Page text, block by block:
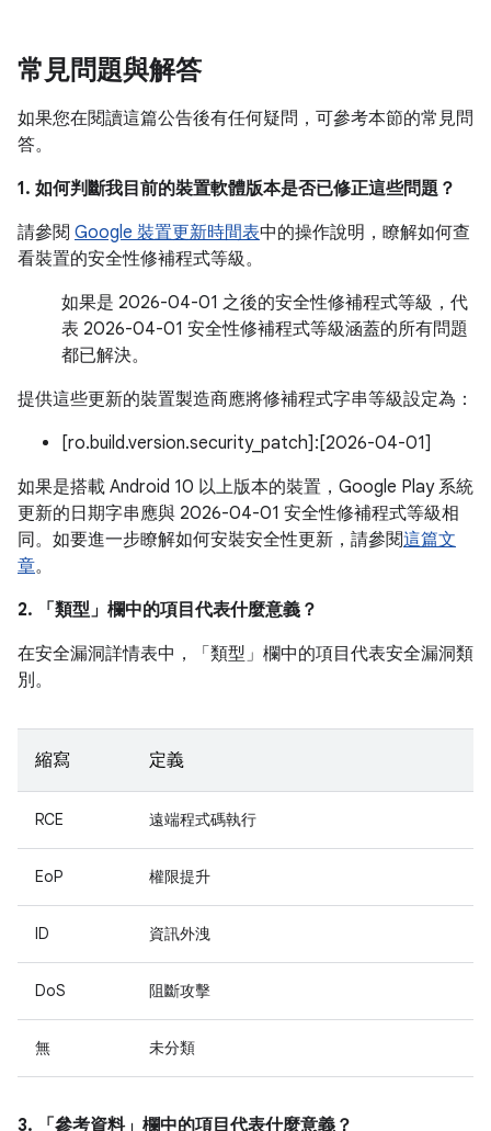
常見問題與解答
如果您在閱讀這篇公告後有任何疑問，可參考本節的常見問
答。
1. 如何判斷我目前的裝置軟體版本是否已修正這些問題？
請參閱 Google 裝置更新時間表中的操作說明，瞭解如何查
看裝置的安全性修補程式等級。
如果是 2026-04-01 之後的安全性修補程式等級，代
表 2026-04-01 安全性修補程式等級涵蓋的所有問題
都已解決。
提供這些更新的裝置製造商應將修補程式字串等級設定為：
[ro.build.version.security_patch]:[2026-04-01]
如果是搭載 Android 10 以上版本的裝置，Google Play 系統
更新的日期字串應與 2026-04-01 安全性修補程式等級相
同。如要進一步瞭解如何安裝安全性更新，請參閱這篇文
章。
2. 「類型」 欄中的項目代表什麼意義？
在安全漏洞詳情表中，「類型」 欄中的項目代表安全漏洞類
別。
縮寫 定義
RCE 遠端程式碼執行
EoP 權限提升
ID 資訊外洩
DoS 阻斷攻擊
無 未分類
3. 「參考資料」 欄中的項目代表什麼意義？